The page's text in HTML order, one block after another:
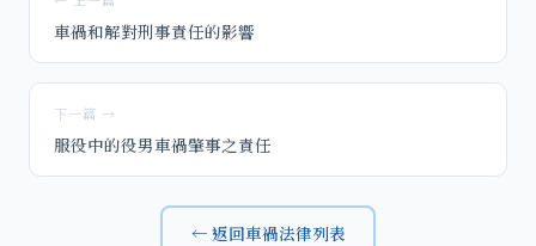
車禍和解對刑事責任的影響
下一篇 →
服役中的役男車禍肇事之責任
← 返回車禍法律列表